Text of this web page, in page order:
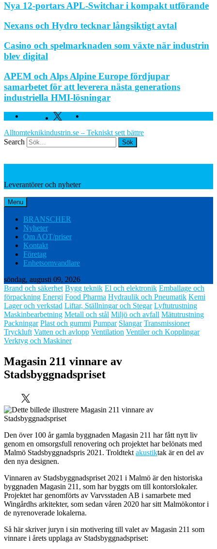
Nya 12-portars APL-Switchar i kompakt utförande
Nexans och Hydro tecknar långsiktigt avtal
Casino och spelmarknaden som växte när industrin
blev digital
APEM och Alps Alpine Europe fördjupar
samarbetet för att leverera nästa generations
industriella HMI-lösningar
Facebook Twitter
Alltomteknikindustrin.se – Tekniskt sett bättre
Search
Leverantörer och nyheter
Menu
BRANSCHER
Nyheter
Om AOT/priser
Kontakt
Företag
Enhetsomvandlare
söndag, augusti 09, 2026
Brand och säkerhet Bygg teknik El och elektronik Emballage och
förpackning Energi Food Pharma Hydraulik och Pneumatik Kemi
Lager och verkstad Liftar, Ställningar och Stegar Lyftutrustning
Maskinbearbetning Metall och stål Miljö och avfall Mätutrustning
Packningar Plast och gummi Pumpar Slangar Transmissioner
Tryckluft Vatten och avlopp Ventilation Ventiler och Kopplingar
Verktyg och Maskiner
Magasin 211 vinnare av
Stadsbyggnadspriset
Den över 100 år gamla byggnaden Magasin 211 har fått nytt liv
genom en omsorgsfull renovering och projektet har belönats med
Malmö Stadsbyggnadspris 2021. Troldtekt akustiktak är en del av
den nya designen.
Vinnaren av Stadsbyggnadspriset 2021 i Malmö är den historiska
byggnaden Magasin 211, som har byggts om till kontorslokaler.
Projektet har genomförts av Varvsstaden AB i samarbete med
Wingårdhs arkitekter, som sedan våren 2020 har sitt Malmökontor i
de nyrenoverade lokalerna.
Så här skriver juryn i sin motivering till valet av Magasin 211 som
vinnare i årets upplaga av Stadsbyggnadspriset: